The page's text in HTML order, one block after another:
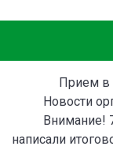
Прием в
Новости
Внимание!
написали